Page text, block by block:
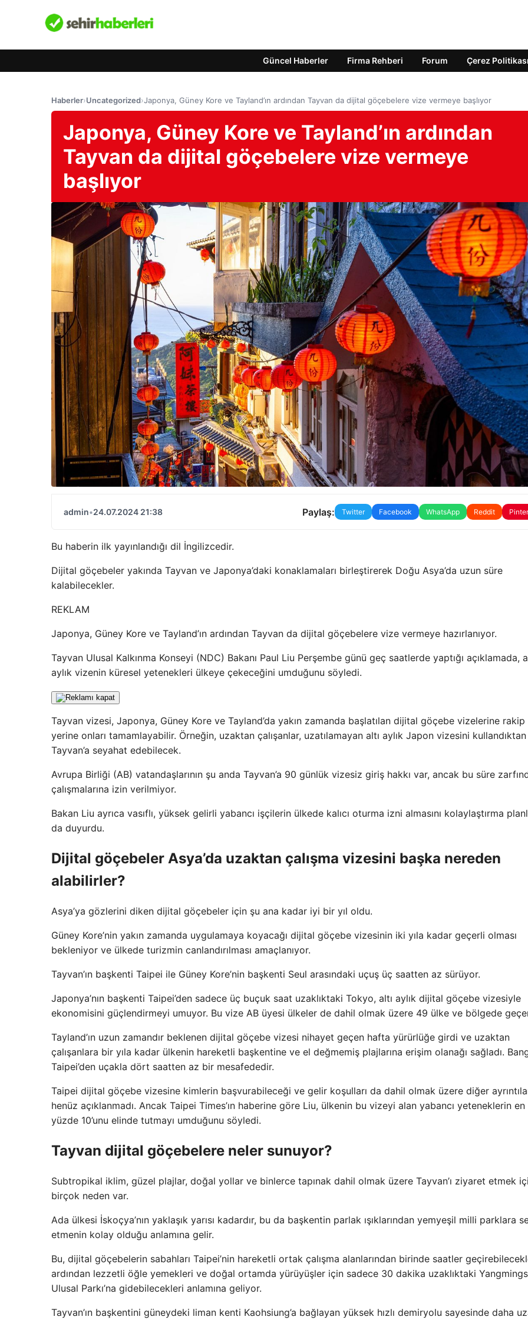
Güncel Haberler Firma Rehberi Forum Çerez Politikası
Haberler›Uncategorized›Japonya, Güney Kore ve Tayland’ın ardından Tayvan da dijital göçebelere vize vermeye başlıyor
Japonya, Güney Kore ve Tayland’ın ardından
Tayvan da dijital göçebelere vize vermeye
başlıyor
admin•24.07.2024 21:38 Paylaş: Twitter Facebook WhatsApp Reddit
Bu haberin ilk yayınlandığı dil İngilizcedir.
Dijital göçebeler yakında Tayvan ve Japonya’daki konaklamaları birleştirerek Doğu Asya’da uzun süre
kalabilecekler.
REKLAM
Japonya, Güney Kore ve Tayland’ın ardından Tayvan da dijital göçebelere vize vermeye hazırlanıyor.
Tayvan Ulusal Kalkınma Konseyi (NDC) Bakanı Paul Liu Perşembe günü geç saatlerde yaptığı açıklamada,
aylık vizenin küresel yetenekleri ülkeye çekeceğini umduğunu söyledi.
Tayvan vizesi, Japonya, Güney Kore ve Tayland’da yakın zamanda başlatılan dijital göçebe vizelerine
yerine onları tamamlayabilir. Örneğin, uzaktan çalışanlar, uzatılamayan altı aylık Japon vizesini
Tayvan’a seyahat edebilecek.
Avrupa Birliği (AB) vatandaşlarının şu anda Tayvan’a 90 günlük vizesiz giriş hakkı var, ancak bu süre
çalışmalarına izin verilmiyor.
Bakan Liu ayrıca vasıflı, yüksek gelirli yabancı işçilerin ülkede kalıcı oturma izni almasını kolaylaştırma
da duyurdu.
Dijital göçebeler Asya’da uzaktan çalışma vizesini başka nereden
alabilirler?
Asya’ya gözlerini diken dijital göçebeler için şu ana kadar iyi bir yıl oldu.
Güney Kore’nin yakın zamanda uygulamaya koyacağı dijital göçebe vizesinin iki yıla kadar geçerli olması
bekleniyor ve ülkede turizmin canlandırılması amaçlanıyor.
Tayvan’ın başkenti Taipei ile Güney Kore’nin başkenti Seul arasındaki uçuş üç saatten az sürüyor.
Japonya’nın başkenti Taipei’den sadece üç buçuk saat uzaklıktaki Tokyo, altı aylık dijital göçebe vizesiyle
ekonomisini güçlendirmeyi umuyor. Bu vize AB üyesi ülkeler de dahil olmak üzere 49 ülke ve bölgede
Tayland’ın uzun zamandır beklenen dijital göçebe vizesi nihayet geçen hafta yürürlüğe girdi ve uzaktan
çalışanlara bir yıla kadar ülkenin hareketli başkentine ve el değmemiş plajlarına erişim olanağı sağladı.
Taipei’den uçakla dört saatten az bir mesafededir.
Taipei dijital göçebe vizesine kimlerin başvurabileceği ve gelir koşulları da dahil olmak üzere diğer
henüz açıklanmadı. Ancak Taipei Times’ın haberine göre Liu, ülkenin bu vizeyi alan yabancı yeteneklerin en
yüzde 10’unu elinde tutmayı umduğunu söyledi.
Tayvan dijital göçebelere neler sunuyor?
Subtropikal iklim, güzel plajlar, doğal yollar ve binlerce tapınak dahil olmak üzere Tayvan’ı ziyaret etmek
birçok neden var.
Ada ülkesi İskoçya’nın yaklaşık yarısı kadardır, bu da başkentin parlak ışıklarından yemyeşil milli parklara
etmenin kolay olduğu anlamına gelir.
Bu, dijital göçebelerin sabahları Taipei’nin hareketli ortak çalışma alanlarından birinde saatler
ardından lezzetli öğle yemekleri ve doğal ortamda yürüyüşler için sadece 30 dakika uzaklıktaki
Ulusal Parkı’na gidebilecekleri anlamına geliyor.
Tayvan’ın başkentini güneydeki liman kenti Kaohsiung’a bağlayan yüksek hızlı demiryolu sayesinde daha